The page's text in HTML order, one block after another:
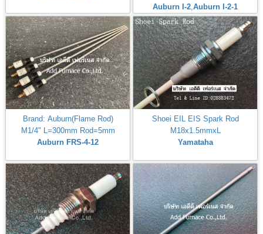
Auburn I-2 Auburn I-2-1
Brand: Auburn(Flame Rod)
M1/4" L=300mm Rod=5mm
Auburn FRS-4-12
Shoei EIL EIS Spark Rod
M18x1.5mmxL
Yamataha